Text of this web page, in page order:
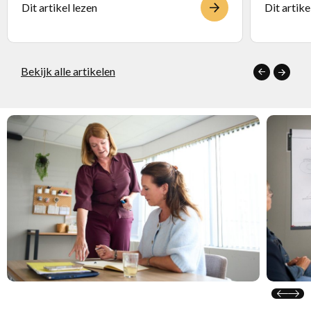
Dit artikel lezen Dit
Bekijk alle artikelen